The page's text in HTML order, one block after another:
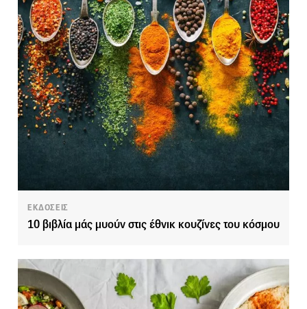
ΕΚΔΟΣΕΙΣ
10 βιβλία μάς μυούν στις έθνικ κουζίνες του κόσμου